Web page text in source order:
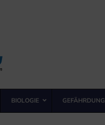
BIOLOGIE GEFÄHRDUNG